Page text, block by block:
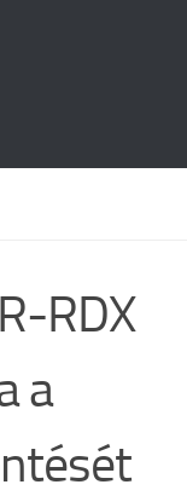
RDX
a